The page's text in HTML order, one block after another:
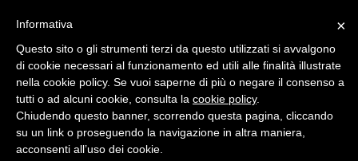
EVENTI
MOBILE
PROMOZIONI
×
Informativa
Questo sito o gli strumenti terzi da questo utilizzati si avvalgono
di cookie necessari al funzionamento ed utili alle finalità illustrate
nella cookie policy. Se vuoi saperne di più o negare il consenso a
tutti o ad alcuni cookie, consulta la cookie policy.
Chiudendo questo banner, scorrendo questa pagina, cliccando
su un link o proseguendo la navigazione in altra maniera,
acconsenti all’uso dei cookie.